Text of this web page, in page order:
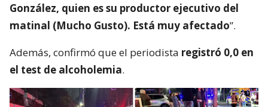
González, quien es su productor ejecutivo del
matinal (Mucho Gusto). Está muy afectado”.
Además, confirmó que el periodista registró 0,0 en
el test de alcoholemia.